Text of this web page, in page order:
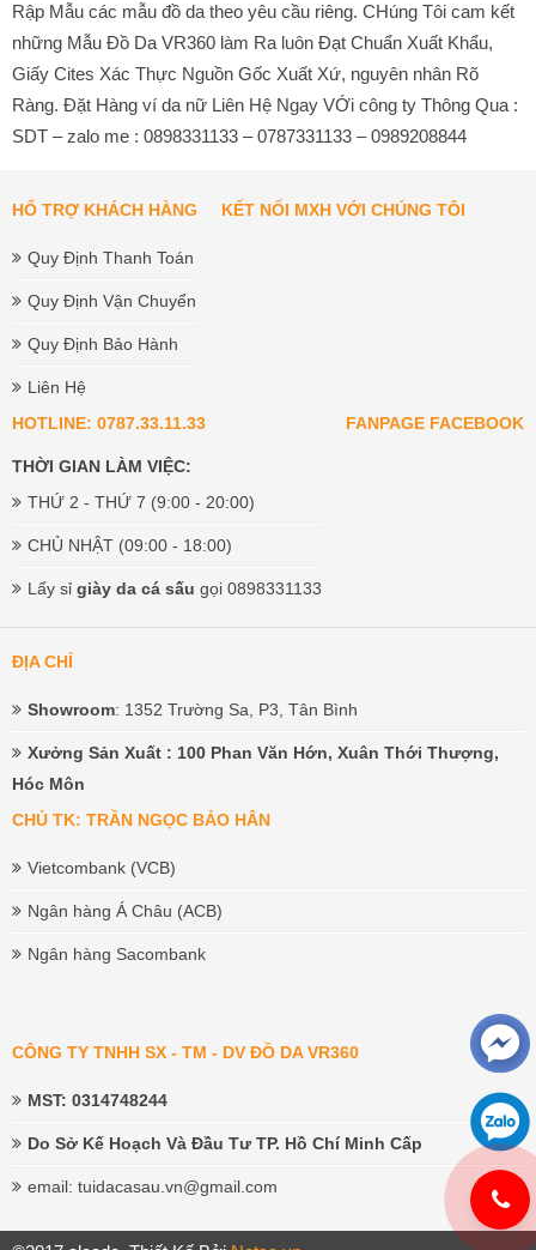
Rập Mẫu các mẫu đồ da theo yêu cầu riêng. CHúng Tôi cam kết
những Mẫu Đồ Da VR360 làm Ra luôn Đạt Chuẩn Xuất Khẩu,
Giấy Cites Xác Thực Nguồn Gốc Xuất Xứ, nguyên nhân Rõ
Ràng. Đặt Hàng ví da nữ Liên Hệ Ngay VỚi công ty Thông Qua :
SDT – zalo me : 0898331133 – 0787331133 – 0989208844
HỔ TRỢ KHÁCH HÀNG
Quy Định Thanh Toán
Quy Định Vận Chuyển
Quy Định Bảo Hành
Liên Hệ
KẾT NỐI MXH VỚI CHÚNG TÔI
HOTLINE: 0787.33.11.33
THỜI GIAN LÀM VIỆC:
THỨ 2 - THỨ 7 (9:00 - 20:00)
CHỦ NHẬT (09:00 - 18:00)
Lấy sỉ giày da cá sấu gọi 0898331133
FANPAGE FACEBOOK
ĐỊA CHỈ
Showroom: 1352 Trường Sa, P3, Tân Bình
Xưởng Sản Xuất : 100 Phan Văn Hớn, Xuân Thới Thượng,
Hóc Môn
CHỦ TK: TRẦN NGỌC BẢO HÂN
Vietcombank (VCB)
Ngân hàng Á Châu (ACB)
Ngân hàng Sacombank
CÔNG TY TNHH SX - TM - DV ĐỒ DA VR360
MST: 0314748244
Do Sở Kế Hoạch Và Đầu Tư TP. Hồ Chí Minh Cấp
email: tuidacasau.vn@gmail.com